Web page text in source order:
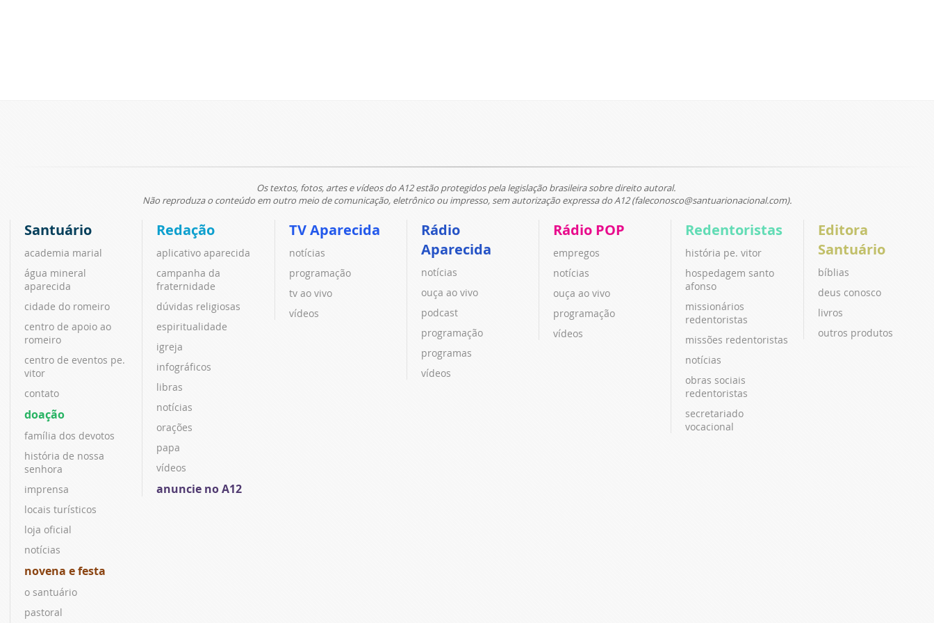
Os textos, fotos, artes e vídeos do A12 estão protegidos pela legislação brasileira sobre direito autoral.
Não reproduza o conteúdo em outro meio de comunicação, eletrônico ou impresso, sem autorização expressa do A12 (faleconosco@santuarionacional.com).
Santuário
academia marial
água mineral
aparecida
cidade do romeiro
centro de apoio ao
romeiro
centro de eventos pe.
vitor
contato
doação
família dos devotos
história de nossa
senhora
imprensa
locais turísticos
loja oficial
notícias
novena e festa
o santuário
pastoral
Redação
aplicativo aparecida
campanha da
fraternidade
dúvidas religiosas
espiritualidade
igreja
infográficos
libras
notícias
orações
papa
vídeos
anuncie no A12
TV Aparecida
notícias
programação
tv ao vivo
vídeos
Rádio
Aparecida
notícias
ouça ao vivo
podcast
programação
programas
vídeos
Rádio POP
empregos
notícias
ouça ao vivo
programação
vídeos
Redentoristas
história pe. vitor
hospedagem santo
afonso
missionários
redentoristas
missões redentoristas
notícias
obras sociais
redentoristas
secretariado
vocacional
Editora
Santuário
bíblias
deus conosco
livros
outros produtos